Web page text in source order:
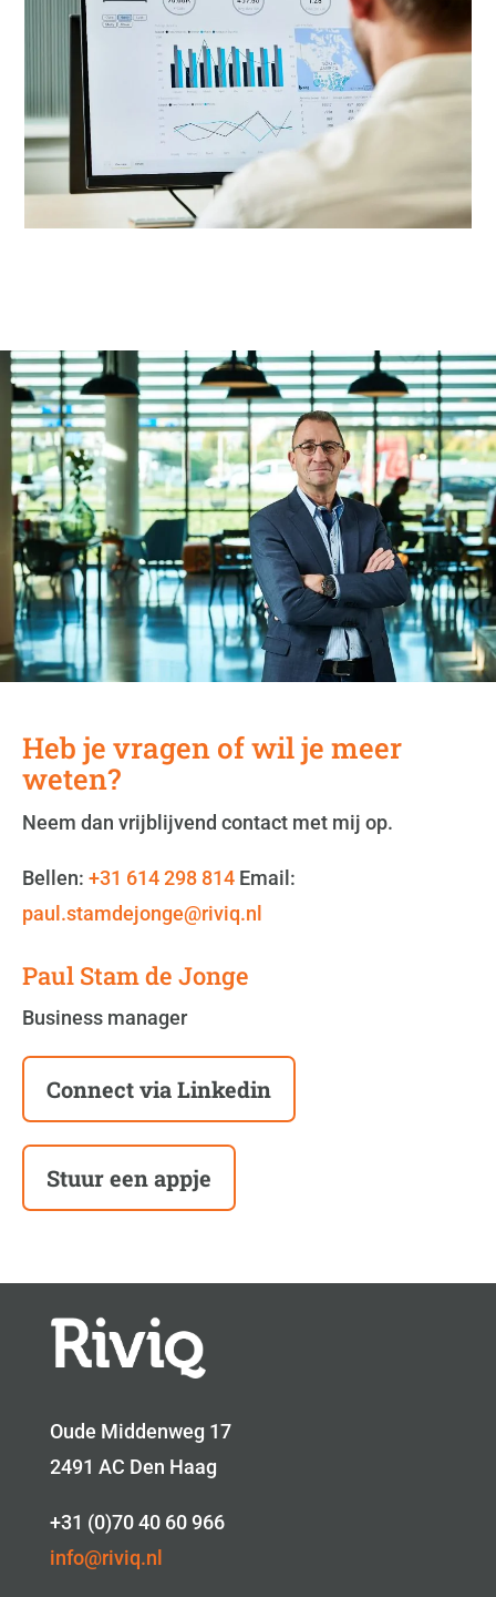
Heb je vragen of wil je meer
weten?
Neem dan vrijblijvend contact met mij op.
Bellen: +31 614 298 814 Email:
paul.stamdejonge@riviq.nl
Paul Stam de Jonge
Business manager
Connect via Linkedin
Stuur een appje
Oude Middenweg 17
2491 AC Den Haag
+31 (0)70 40 60 966
info@riviq.nl